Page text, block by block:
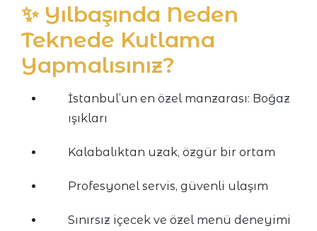
✨ Yılbaşında Neden
Teknede Kutlama
Yapmalısınız?
İstanbul’un en özel manzarası: Boğaz
ışıkları
Kalabalıktan uzak, özgür bir ortam
Profesyonel servis, güvenli ulaşım
Sınırsız içecek ve özel menü deneyimi